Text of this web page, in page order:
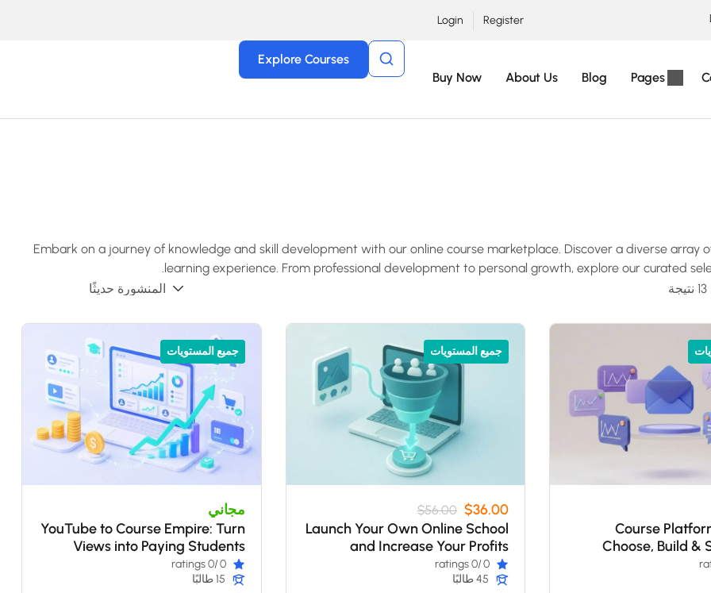
Register
Login
Pages
Blog
About Us
Buy Now
Explore Courses
Embark on a journey of knowledge and skill development with our online course marketplace. Discover a diverse
learning experience. From professional development to personal growth, explore our curated
Course
Choose, Build &
جميع المستويات
$56.00 $36.00
Launch Your Own Online School
and Increase Your Profits
0
/0 ratings
45 طالبًا
جميع المستويات
مجاني
YouTube to Course Empire: Turn
Views into Paying Students
0
/0 ratings
15 طالبًا